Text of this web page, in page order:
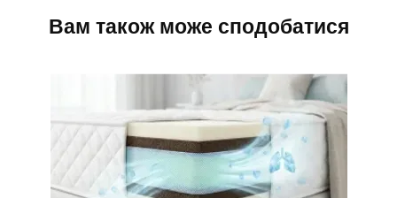
Вам також може сподобатися